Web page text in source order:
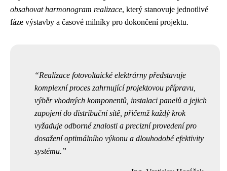
obsahovat harmonogram realizace, který stanovuje jednotlivé
fáze výstavby a časové milníky pro dokončení projektu.
Realizace fotovoltaické elektrárny představuje
komplexní proces zahrnující projektovou přípravu,
výběr vhodných komponentů, instalaci panelů a jejich
zapojení do distribuční sítě, přičemž každý krok
vyžaduje odborné znalosti a precizní provedení pro
dosažení optimálního výkonu a dlouhodobé efektivity
systému.